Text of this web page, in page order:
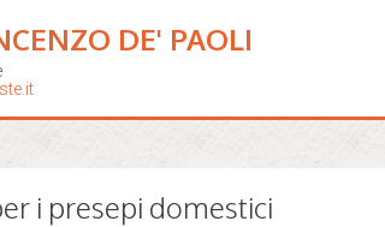
DE' PAOLI
i presepi domestici